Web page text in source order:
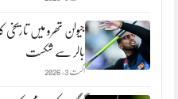
جیولن تھرو میں تاریخی
بالر سے شکست
اگست 3, 2026